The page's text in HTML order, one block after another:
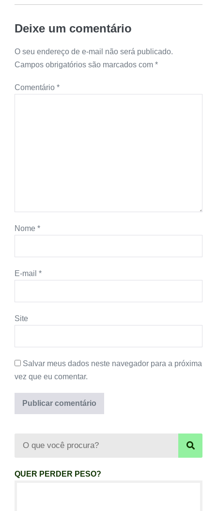
Deixe um comentário
O seu endereço de e-mail não será publicado.
Campos obrigatórios são marcados com *
Comentário *
Nome *
E-mail *
Site
Salvar meus dados neste navegador para a próxima
vez que eu comentar.
QUER PERDER PESO?